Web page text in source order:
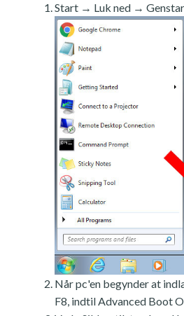
Start → Luk ned →
Når pc'en begynder at
F8, indtil Advanced Boot